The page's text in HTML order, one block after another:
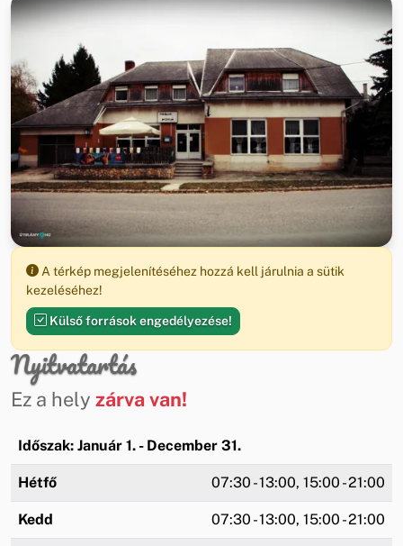
A térkép megjelenítéséhez hozzá kell járulnia a sütik
kezeléséhez!
Külső források engedélyezése!
Nyitvatartás
Ez a hely zárva van!
Időszak: Január 1. - December 31.
Hétfő 07:30 - 13:00, 15:00 - 21:00
Kedd 07:30 - 13:00, 15:00 - 21:00